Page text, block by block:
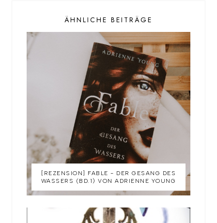
ÄHNLICHE BEITRÄGE
[REZENSION] FABLE - DER GESANG DES
WASSERS (BD.1) VON ADRIENNE YOUNG